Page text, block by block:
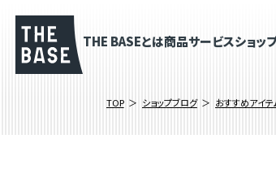
THE BASEとは商品サービスショッ
TOP ショップブログ おすすめアイテ